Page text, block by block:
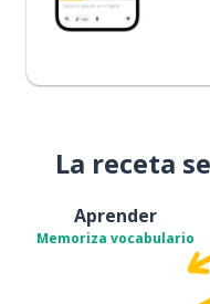
La receta
Aprender
Memoriza vocabulario